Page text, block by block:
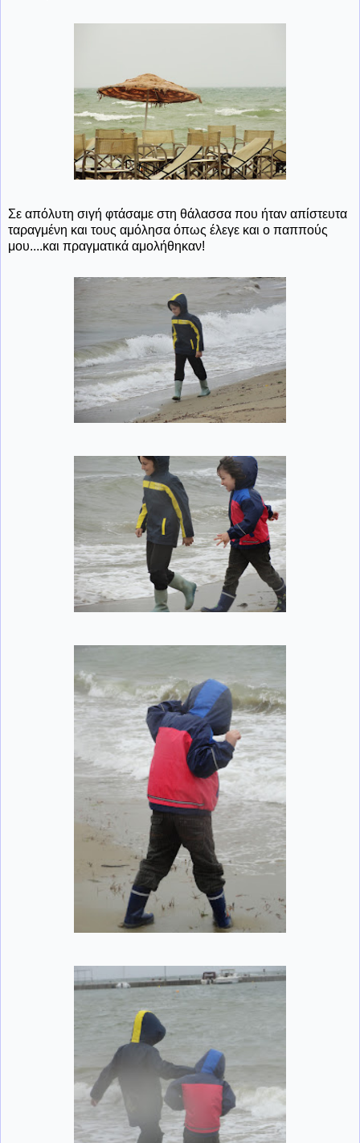
Σε απόλυτη σιγή φτάσαμε στη θάλασσα που ήταν απίστευτα
ταραγμένη και τους αμόλησα όπως έλεγε και ο παππούς
μου....και πραγματικά αμολήθηκαν!